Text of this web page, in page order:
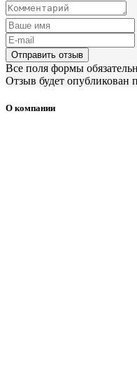
Отправить отзыв
Все поля формы
Отзыв будет опубликован
О компании